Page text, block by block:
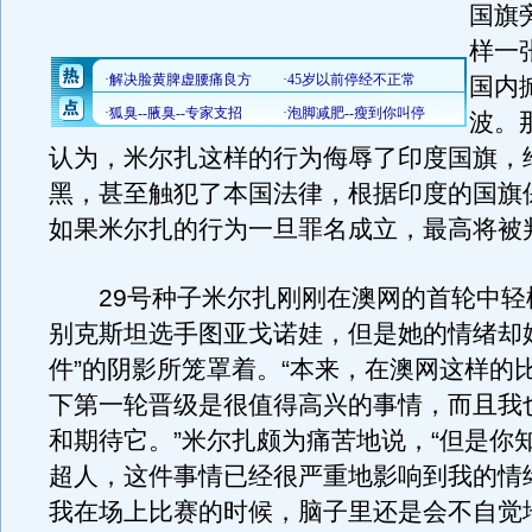
国旗
样一
国内
波。
认为，米尔扎这样的行为侮辱了印度国旗，
黑，甚至触犯了本国法律，根据印度的国旗
如果米尔扎的行为一旦罪名成立，最高将被
29号种子米尔扎刚刚在澳网的首轮中轻
别克斯坦选手图亚戈诺娃，但是她的情绪却
件”的阴影所笼罩着。“本来，在澳网这样的
下第一轮晋级是很值得高兴的事情，而且我
和期待它。”米尔扎颇为痛苦地说，“但是你
超人，这件事情已经很严重地影响到我的情
我在场上比赛的时候，脑子里还是会不自觉